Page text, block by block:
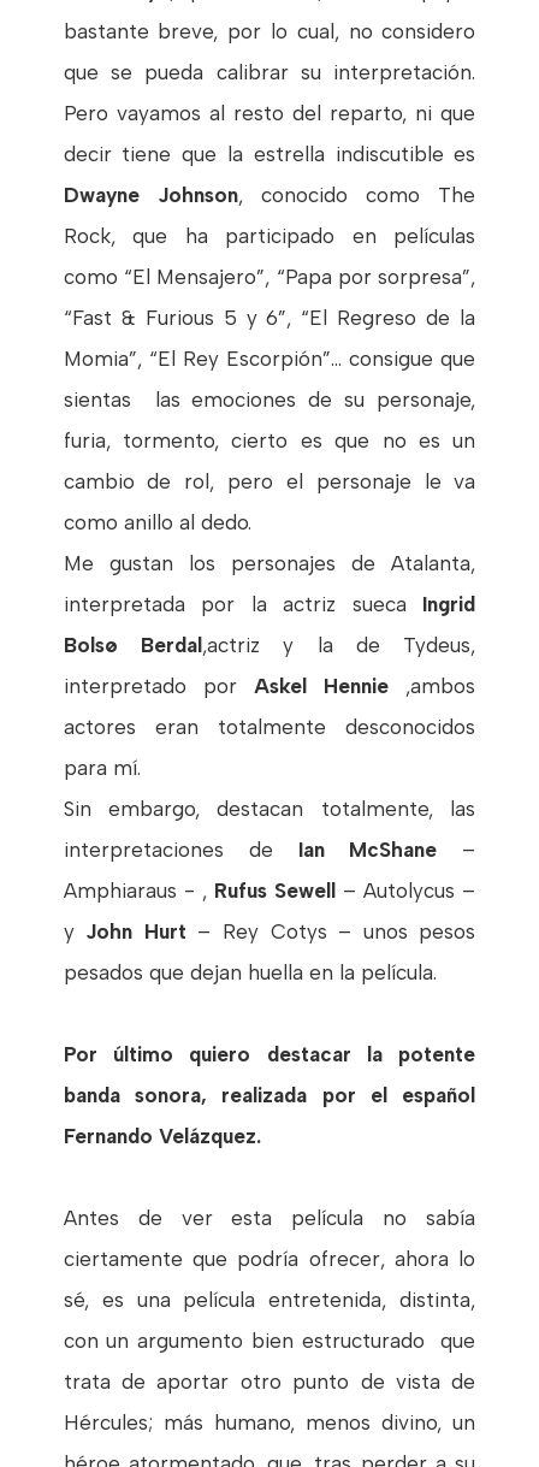
bastante breve, por lo cual, no considero
que se pueda calibrar su interpretación.
Pero vayamos al resto del reparto, ni que
decir tiene que la estrella indiscutible es
Dwayne Johnson, conocido como The
Rock, que ha participado en películas
como “El Mensajero”, “Papa por sorpresa”,
“Fast & Furious 5 y 6”, “El Regreso de la
Momia”, “El Rey Escorpión”… consigue que
sientas las emociones de su personaje,
furia, tormento, cierto es que no es un
cambio de rol, pero el personaje le va
como anillo al dedo.
Me gustan los personajes de Atalanta,
interpretada por la actriz sueca Ingrid
Bolsø Berdal ,actriz y la de Tydeus,
interpretado por Askel Hennie ,ambos
actores eran totalmente desconocidos
para mí.
Sin embargo, destacan totalmente, las
interpretaciones de Ian McShane –
Amphiaraus - , Rufus Sewell – Autolycus –
y John Hurt – Rey Cotys – unos pesos
pesados que dejan huella en la película.
Por último quiero destacar la potente
banda sonora, realizada por el español
Fernando Velázquez.
Antes de ver esta película no sabía
ciertamente que podría ofrecer, ahora lo
sé, es una película entretenida, distinta,
con un argumento bien estructurado que
trata de aportar otro punto de vista de
Hércules; más humano, menos divino, un